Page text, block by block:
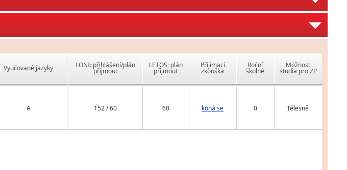
Vyučované jazyky
A
LONI: přihlášení/plán
přijmout
LETOS: plán
přijmout
Přijímací
zkouška
Roční
školné
Možnost
studia pro ZP
152 / 60 60 koná se 0 Tělesně